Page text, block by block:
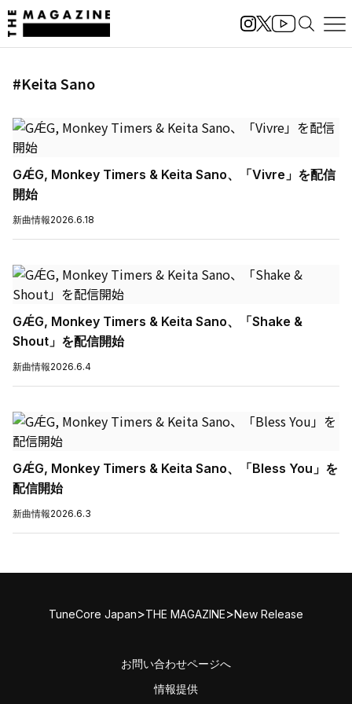
#Keita Sano
GǼG, Monkey Timers & Keita Sano、「Vivre」を配信
開始
新曲情報2026.6.18
GǼG, Monkey Timers & Keita Sano、「Shake &
Shout」を配信開始
新曲情報2026.6.4
GǼG, Monkey Timers & Keita Sano、「Bless You」を
配信開始
新曲情報2026.6.3
TuneCore Japan>THE MAGAZINE>New Release
お問い合わせページへ
情報提供